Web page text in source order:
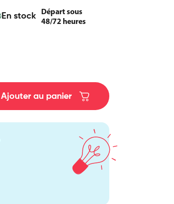
En stock
Départ sous
48/72 heures
Ajouter au panier